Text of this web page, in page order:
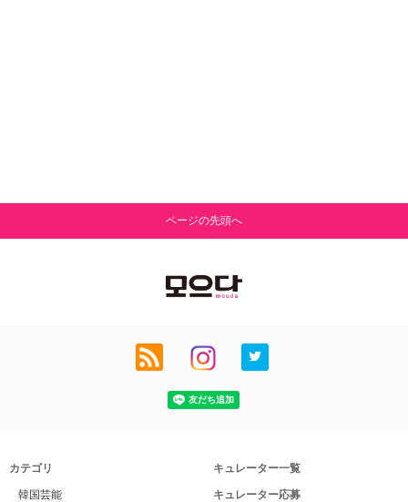
ページの先頭へ
カテゴリ
韓国芸能
キュレーター一覧
キュレーター応募